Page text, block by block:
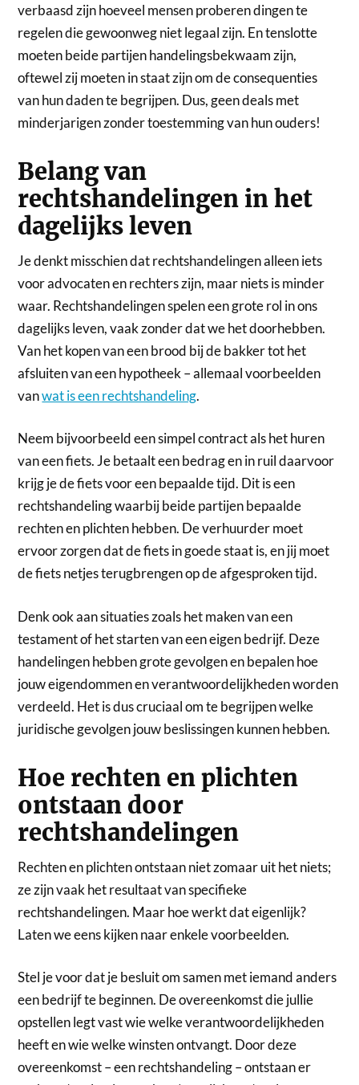
verbaasd zijn hoeveel mensen proberen dingen te
regelen die gewoonweg niet legaal zijn. En tenslotte
moeten beide partijen handelingsbekwaam zijn,
oftewel zij moeten in staat zijn om de consequenties
van hun daden te begrijpen. Dus, geen deals met
minderjarigen zonder toestemming van hun ouders!
Belang van
rechtshandelingen in het
dagelijks leven
Je denkt misschien dat rechtshandelingen alleen iets
voor advocaten en rechters zijn, maar niets is minder
waar. Rechtshandelingen spelen een grote rol in ons
dagelijks leven, vaak zonder dat we het doorhebben.
Van het kopen van een brood bij de bakker tot het
afsluiten van een hypotheek – allemaal voorbeelden
vanwat is een rechtshandeling.
Neem bijvoorbeeld een simpel contract als het huren
van een fiets. Je betaalt een bedrag en in ruil daarvoor
krijg je de fiets voor een bepaalde tijd. Dit is een
rechtshandeling waarbij beide partijen bepaalde
rechten en plichten hebben. De verhuurder moet
ervoor zorgen dat de fiets in goede staat is, en jij moet
de fiets netjes terugbrengen op de afgesproken tijd.
Denk ook aan situaties zoals het maken van een
testament of het starten van een eigen bedrijf. Deze
handelingen hebben grote gevolgen en bepalen hoe
jouw eigendommen en verantwoordelijkheden worden
verdeeld. Het is dus cruciaal om te begrijpen welke
juridische gevolgen jouw beslissingen kunnen hebben.
Hoe rechten en plichten
ontstaan door
rechtshandelingen
Rechten en plichten ontstaan niet zomaar uit het niets;
ze zijn vaak het resultaat van specifieke
rechtshandelingen. Maar hoe werkt dat eigenlijk?
Laten we eens kijken naar enkele voorbeelden.
Stel je voor dat je besluit om samen met iemand anders
een bedrijf te beginnen. De overeenkomst die jullie
opstellen legt vast wie welke verantwoordelijkheden
heeft en wie welke winsten ontvangt. Door deze
overeenkomst – een rechtshandeling – ontstaan er